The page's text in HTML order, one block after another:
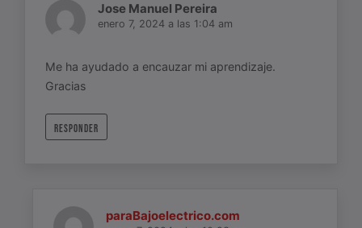
Jose Manuel Pereira
enero 7, 2024 a las 1:04 am
Me ha ayudado a encauzar mi aprendizaje.
Gracias
RESPONDER
paraBajoelectrico.com